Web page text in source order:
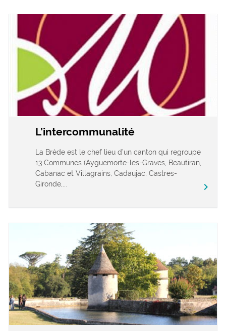
L’intercommunalité
La Brède est le chef lieu d’un canton qui regroupe
13 Communes (Ayguemorte-les-Graves, Beautiran,
Cabanac et Villagrains, Cadaujac, Castres-
Gironde,...
chevron_right